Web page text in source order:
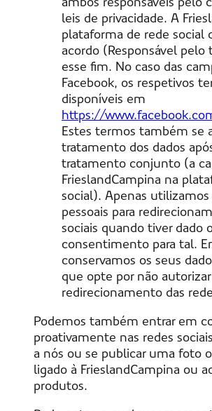
leis de privacidade. A
plataforma de rede social
acordo (Responsável
esse fim. No caso das
Facebook, os respetivos
disponíveis em
https://
Estes termos também se
tratamento dos dados
tratamento conjunto (a
FrieslandCampina na
social). Apenas utilizamos
pessoais para
sociais quando tiver dado
consentimento para tal.
conservamos os seus
que opte por não
redirecionamento das
Podemos também entrar em
proativamente nas redes
a nós ou se publicar uma foto
ligado à FrieslandCampina ou
produtos.